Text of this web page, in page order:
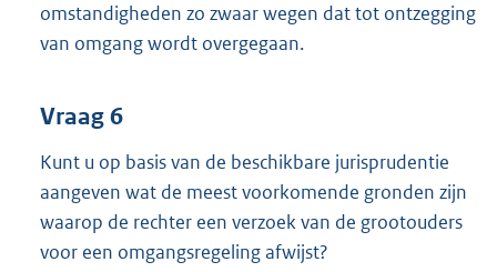
omstandigheden zo zwaar wegen dat tot ontzegging
van omgang wordt overgegaan.
Vraag 6
Kunt u op basis van de beschikbare jurisprudentie
aangeven wat de meest voorkomende gronden zijn
waarop de rechter een verzoek van de grootouders
voor een omgangsregeling afwijst?